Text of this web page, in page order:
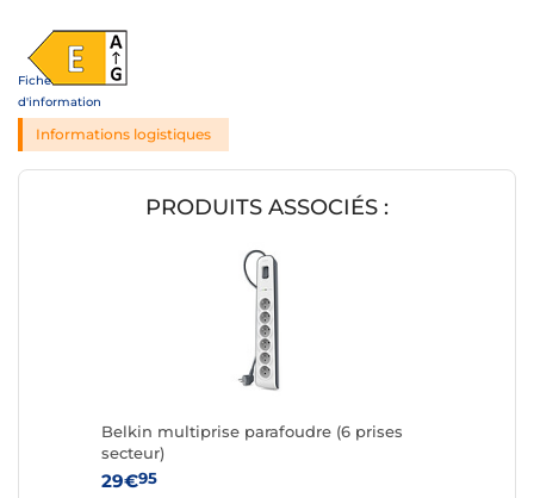
Fiche
d'information
Informations logistiques
PRODUITS ASSOCIÉS :
Belkin multiprise parafoudre (6 prises
secteur)
29€95